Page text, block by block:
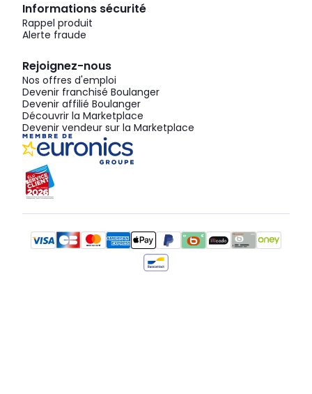
Informations sécurité
Rappel produit
Alerte fraude
Rejoignez-nous
Nos offres d'emploi
Devenir franchisé Boulanger
Devenir affilié Boulanger
Découvrir la Marketplace
Devenir vendeur sur la Marketplace